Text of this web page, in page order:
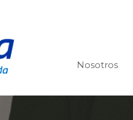
Nosotros